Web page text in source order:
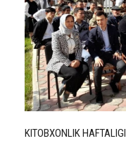
KITOBXONLIK HAFTALIGI